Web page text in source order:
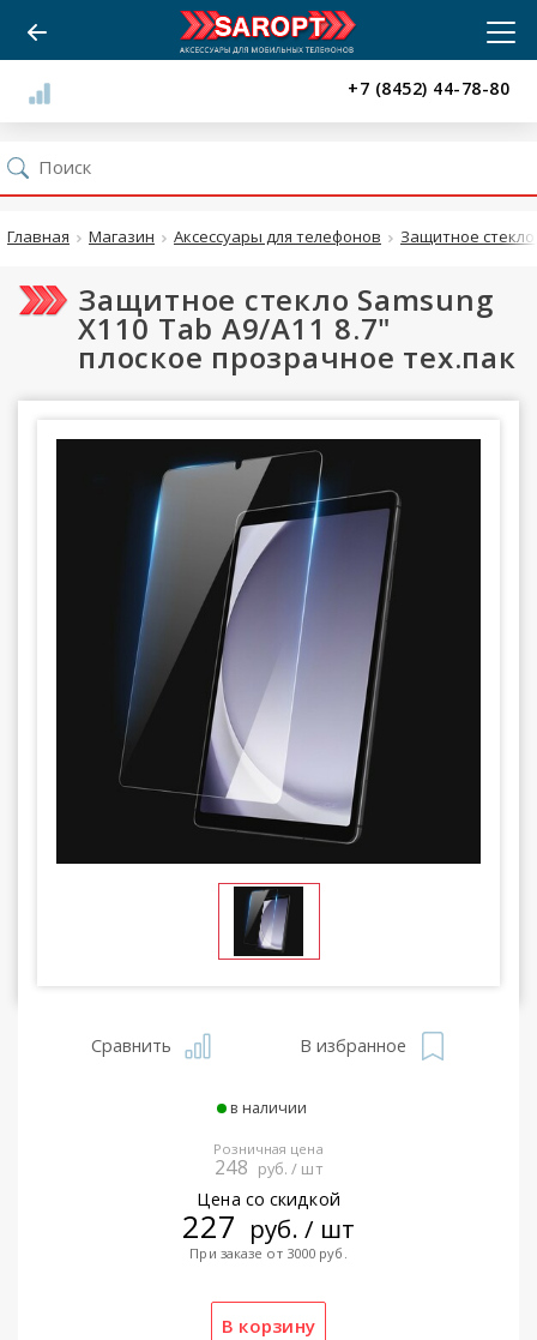
+7 (8452) 44-78-80
Главная Магазин Аксессуары для телефонов Защитное стекло
Защитное стекло Samsung
X110 Tab A9/A11 8.7"
плоское прозрачное тех.пак
Сравнить В избранное
в наличии
Розничная цена
248 руб. / шт
Цена со скидкой
227 руб. / шт
При заказе от 3000 руб.